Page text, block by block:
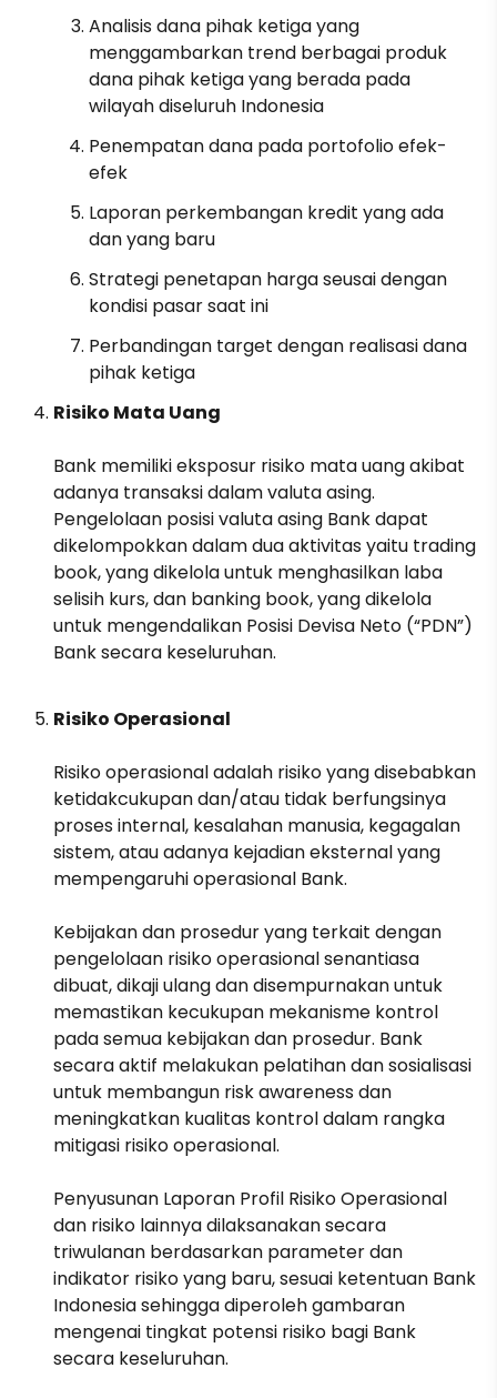
Analisis dana pihak ketiga yang
menggambarkan trend berbagai produk
dana pihak ketiga yang berada pada
wilayah diseluruh Indonesia
Penempatan dana pada portofolio efek-
efek
Laporan perkembangan kredit yang ada
dan yang baru
Strategi penetapan harga seusai dengan
kondisi pasar saat ini
Perbandingan target dengan realisasi dana
pihak ketiga
Risiko Mata Uang
Bank memiliki eksposur risiko mata uang akibat
adanya transaksi dalam valuta asing.
Pengelolaan posisi valuta asing Bank dapat
dikelompokkan dalam dua aktivitas yaitu trading
book, yang dikelola untuk menghasilkan laba
selisih kurs, dan banking book, yang dikelola
untuk mengendalikan Posisi Devisa Neto (“PDN”)
Bank secara keseluruhan.
Risiko Operasional
Risiko operasional adalah risiko yang disebabkan
ketidakcukupan dan/atau tidak berfungsinya
proses internal, kesalahan manusia, kegagalan
sistem, atau adanya kejadian eksternal yang
mempengaruhi operasional Bank.
Kebijakan dan prosedur yang terkait dengan
pengelolaan risiko operasional senantiasa
dibuat, dikaji ulang dan disempurnakan untuk
memastikan kecukupan mekanisme kontrol
pada semua kebijakan dan prosedur. Bank
secara aktif melakukan pelatihan dan sosialisasi
untuk membangun risk awareness dan
meningkatkan kualitas kontrol dalam rangka
mitigasi risiko operasional.
Penyusunan Laporan Profil Risiko Operasional
dan risiko lainnya dilaksanakan secara
triwulanan berdasarkan parameter dan
indikator risiko yang baru, sesuai ketentuan Bank
Indonesia sehingga diperoleh gambaran
mengenai tingkat potensi risiko bagi Bank
secara keseluruhan.